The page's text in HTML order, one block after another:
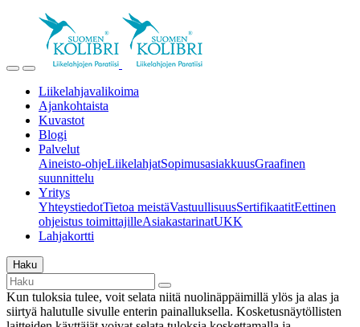
Liikelahjavalikoima
Ajankohtaista
Kuvastot
Blogi
Palvelut
Aineisto-ohjeLiikelahjatSopimusasiakkuusGraafinen
suunnittelu
Yritys
YhteystiedotTietoa meistäVastuullisuusSertifikaatitEettinen
ohjeistus toimittajilleAsiakastarinatUKK
Lahjakortti
Haku
Kun tuloksia tulee, voit selata niitä nuolinäppäimillä ylös ja alas ja
siirtyä halutulle sivulle enterin painalluksella. Kosketusnäytöllisten